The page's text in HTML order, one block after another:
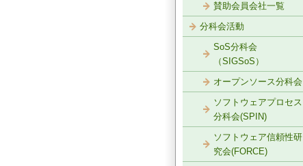
賛助会員会社一覧
分科会活動
SoS分科会
（SIGSoS）
オープンソース分科会
ソフトウェアプロセス
分科会(SPIN)
ソフトウェア信頼性研
究会(FORCE)